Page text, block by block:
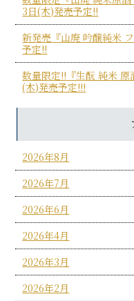
3日(木)発売予定!!
新発売『山廃 吟醸純米
予定!!
数量限定!!『生酛 純米
(木)発売予定!!!
2026年8月
2026年7月
2026年6月
2026年4月
2026年3月
2026年2月